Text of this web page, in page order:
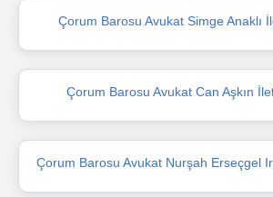
Çorum Barosu Avukat Simge Anaklı
Çorum Barosu Avukat Can Aşkın
Çorum Barosu Avukat Nurşah Erseçgel